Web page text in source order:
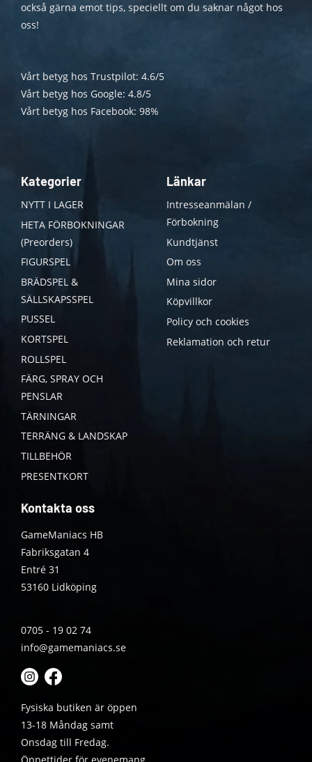
också gärna emot tips, speciellt om du saknar något hos
oss!
Vårt betyg hos Trustpilot: 4.6/5
Vårt betyg hos Google: 4.8/5
Vårt betyg hos Facebook: 98%
Kategorier
NYTT I LAGER
HETA FÖRBOKNINGAR
(Preorders)
FIGURSPEL
BRÄDSPEL &
SÄLLSKAPSSPEL
PUSSEL
KORTSPEL
ROLLSPEL
FÄRG, SPRAY OCH
PENSLAR
TÄRNINGAR
TERRÄNG & LANDSKAP
TILLBEHÖR
PRESENTKORT
Länkar
Intresseanmälan /
Förbokning
Kundtjänst
Om oss
Mina sidor
Köpvillkor
Policy och cookies
Reklamation och retur
Kontakta oss
GameManiacs HB
Fabriksgatan 4
Entré 31
53160 Lidköping
0705 - 19 02 74
info@gamemaniacs.se
Fysiska butiken är öppen
13-18 Måndag samt
Onsdag till Fredag.
Öppettider för evenemang